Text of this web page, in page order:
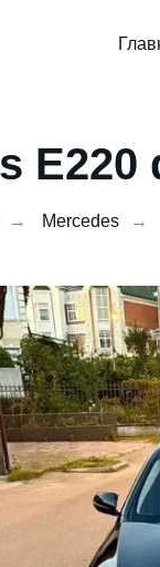
E220
→ Mercedes →